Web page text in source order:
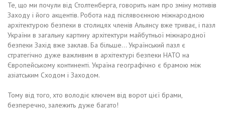
Те, що ми почули від Столтенберга, говорить нам про зміну мотивів
Заходу і його акцентів. Робота над післявоєнною міжнародною
архітектурою безпеки в столицях членів Альянсу вже триває, і пазл
України в загальну картину архітектури майбутньої міжнародної
безпеки Захід вже заклав. Ба більше… Український пазл є
стратегічно дуже важливим в архітектурі безпеки НАТО на
Європейському континенті. Україна географічно є брамою між
азіатським Сходом і Заходом.
Тому від того, хто володіє ключем від ворот цієї брами,
безперечно, залежить дуже багато!